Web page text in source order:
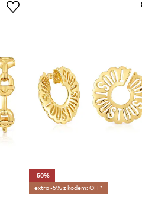
-50%
extra -5% z kodem: OFF*